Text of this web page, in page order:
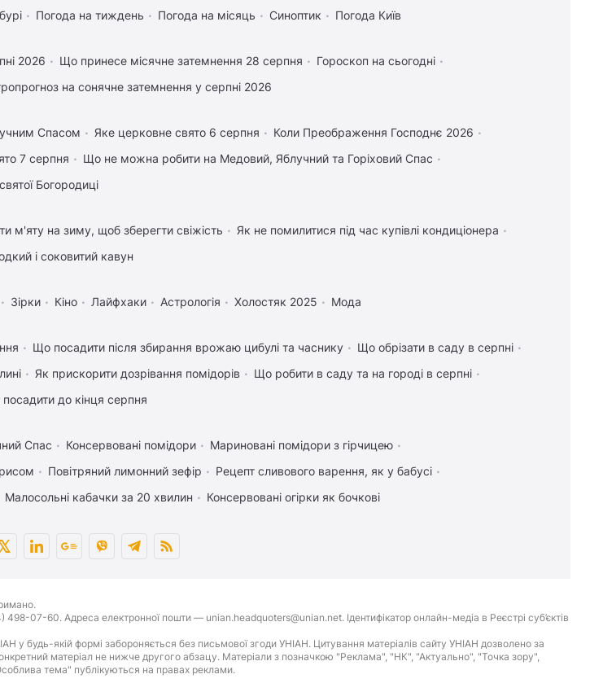
Погода на тиждень Погода на місяць Синоптик Погода Київ
2026 Що принесе місячне затемнення 28 серпня
Гороскоп на сьогодні
на сонячне затемнення у серпні 2026
Спасом Яке церковне свято 6 серпня
Коли Преображення Господнє 2026
7 серпня
Що не можна робити на Медовий, Яблучний та Горіховий Спас
Богородиці
м'яту на зиму, щоб зберегти свіжість
Як не помилитися під час купівлі кондиціонера
і соковитий кавун
Зірки Кіно Лайфхаки Астрологія Холостяк 2025 Мода
Що посадити після збирання врожаю цибулі та часнику
Що обрізати в саду в серпні
Як прискорити дозрівання помідорів
Що робити в саду та на городі в серпні
до кінця серпня
Спас Консервовані помідори
Мариновані помідори з гірчицею
Повітряний лимонний зефір
Рецепт сливового варення, як у бабусі
Малосольні кабачки за 20 хвилин Консервовані огірки як бочкові
07-60. Адреса електронної пошти — unian.headquoters@unian.net. Ідентифікатор онлайн-медіа в Реєстрі суб’єктів
у будь-якій формі забороняється без письмової згоди УНІАН. Цитування матеріалів сайту УНІАН дозволено за
матеріал не нижче другого абзацу. Матеріали з позначкою "Реклама", "НК", "Актуально", "Точка зору",
тема" публікуються на правах реклами.